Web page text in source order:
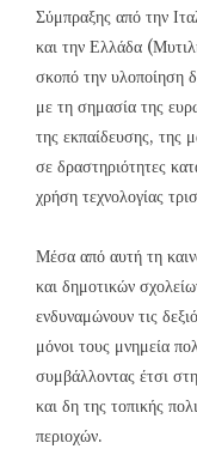
Σύμπραξης από την
και την Ελλάδα
σκοπό την υλοποίηση
με τη σημασία της
της εκπαίδευσης, της
σε δραστηριότητες
χρήση τεχνολογίας
Μέσα από αυτή τη
και δημοτικών
ενδυναμώνουν τις
μόνοι τους μνημεία
συμβάλλοντας έτσι
και δη της τοπικής
περιοχών.